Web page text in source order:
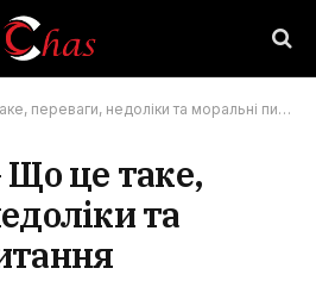
переваги, недоліки та моральні питання
Що це таке,
та